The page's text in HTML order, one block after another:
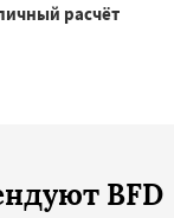
расчёт
BFD